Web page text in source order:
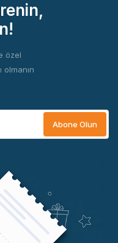
özel
olmanın